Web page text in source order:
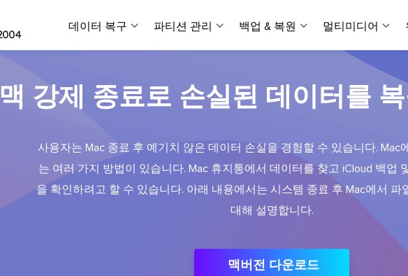
데이터 복구
데이터 복구 마법사 Windows
Windows 데이터 복구
Mac 데이터 복구
모바일 데이터 복구
버전 선택
데이터
데이터
휴지통
SD 카드
데이터
데이터
iOS기기
데이터
데이터
데이터
PC 버전
손상된
손상된
온라인
온리인
파티션 관리
파티션 마스터 Windows
개인 디스크 관리 툴
Mac 디스크 관리 도구
비지니스 디스크 관리 최적화 프로그
백업 & 복원
투두 백업 개인
개인 백업 솔루션
워크스테이션 및
비지니스 백업 솔
중앙 집중식 백업
멀티미디어
스크린
비디오
데이터 전송
아이폰 도구
Todo PCTrans
PC 간 데이터 전송
로컬 디스크 간에 앱 전송
iPhone 데이터 전송
맥 강제 종료로 손실된 데이터를
사용자는 Mac 종료 후 예기치 않은 데이터 손실을 경험할 수 있습니다. Mac
는 여러 가지 방법이 있습니다. Mac 휴지통에서 데이터를 찾고 iCloud 백업
을 확인하려고 할 수 있습니다. 아래 내용에서는 시스템 종료 후 Mac에서 파
대해 설명합니다.
맥버전 다운로드